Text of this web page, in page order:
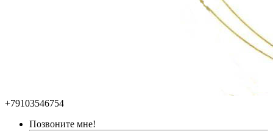
+79103546754
Позвоните мне!